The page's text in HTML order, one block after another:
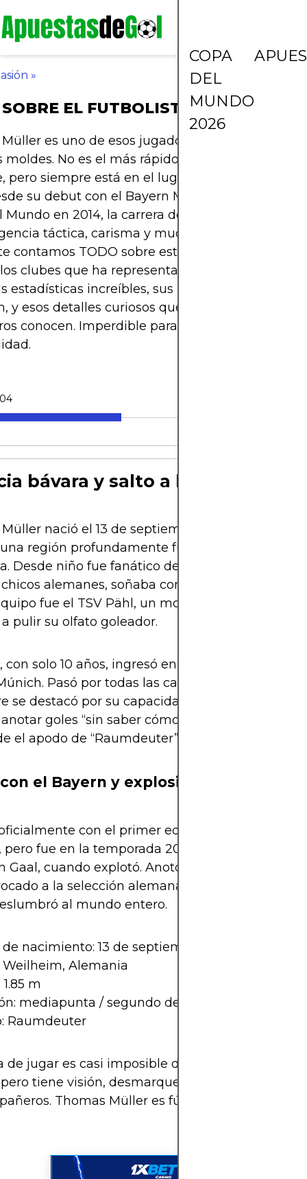
COPA
DEL
MUNDO
2026
»
EL FUTBOLISTA THOMAS
es uno de esos jugadores únicos que
moldes. No es el más rápido, ni el más técnico,
pero siempre está en el lugar correcto, en el
su debut con el Bayern Múnich hasta
Mundo en 2014, la carrera de Müller ha sido una
táctica, carisma y muchísimos títulos. En
contamos TODO sobre este futbolista alemán:
clubes que ha representado (spoiler: es un
estadísticas increíbles, sus logros con el Bayern
y esos detalles curiosos que solo los fanáticos
conocen. Imperdible para quienes aman el
bávara y salto a la élite
nació el 13 de septiembre de 1989 en
región profundamente futbolera en el sur de
Desde niño fue fanático del Bayern Múnich y,
alemanes, soñaba con jugar en el Allianz
fue el TSV Pähl, un modesto club local
pulir su olfato goleador.
con solo 10 años, ingresó en las divisiones
Pasó por todas las categorías formativas
se destacó por su capacidad para aparecer
goles “sin saber cómo”. Esa habilidad le
el apodo de “Raumdeuter” o “intérprete de
el Bayern y explosión
con el primer equipo del Bayern en
pero fue en la temporada 2009–10, bajo el
Gaal, cuando explotó. Anotó 13 goles en
a la selección alemana para el Mundial
al mundo entero.
nacimiento: 13 de septiembre de 1989
Weilheim, Alemania
m
mediapunta / segundo delantero
Raumdeuter
de jugar es casi imposible de replicar. No
tiene visión, desmarque, y una conexión
Thomas Müller es fútbol puro, sin